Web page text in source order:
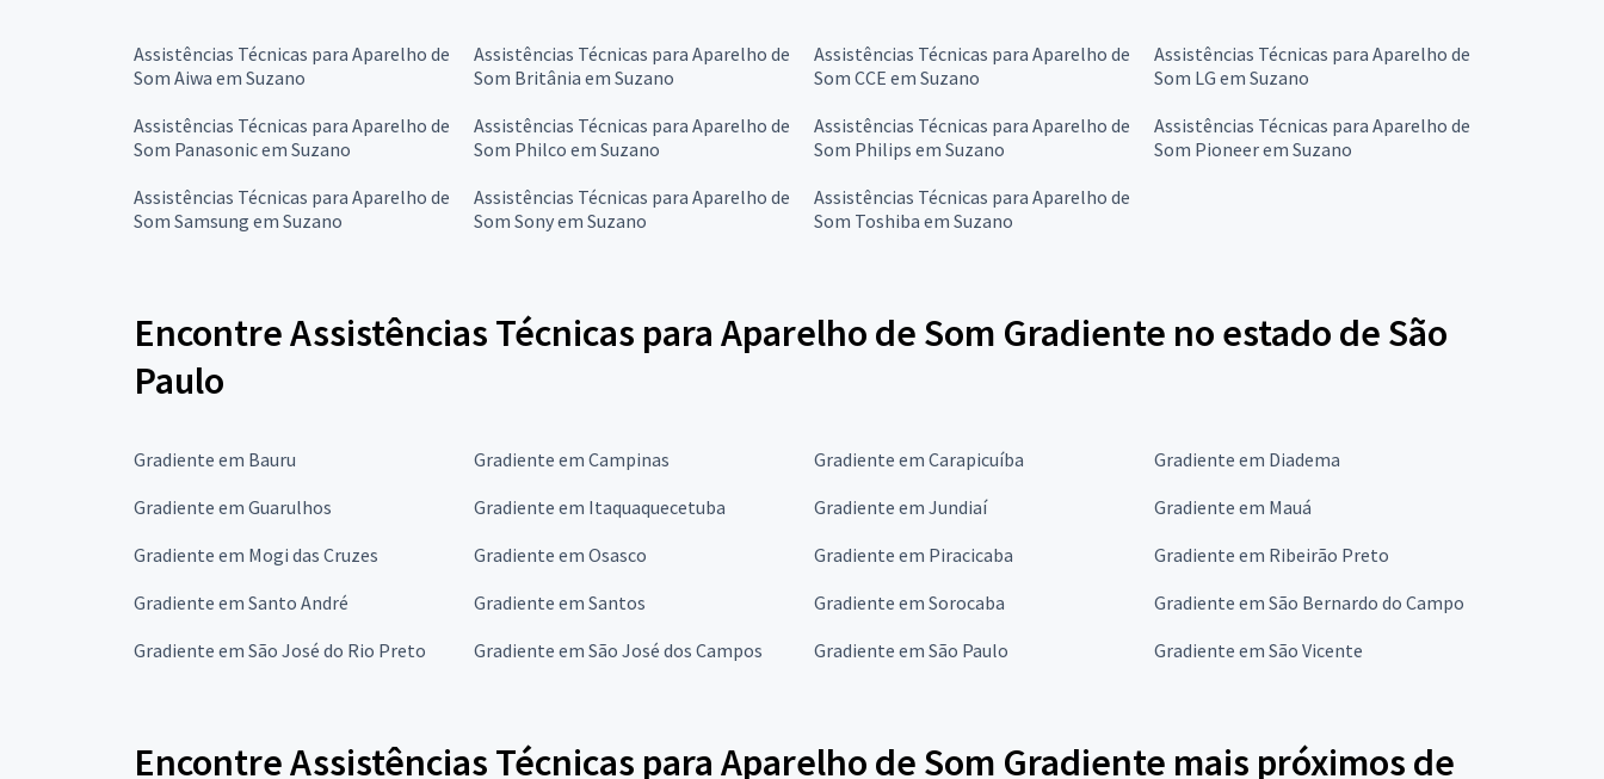
Assistências Técnicas para Aparelho de
Som Aiwa em Suzano
Assistências Técnicas para Aparelho de
Som Britânia em Suzano
Assistências Técnicas para Aparelho de
Som CCE em Suzano
Assistências Técnicas para Aparelho de
Som LG em Suzano
Assistências Técnicas para Aparelho de
Som Panasonic em Suzano
Assistências Técnicas para Aparelho de
Som Philco em Suzano
Assistências Técnicas para Aparelho de
Som Philips em Suzano
Assistências Técnicas para Aparelho de
Som Pioneer em Suzano
Assistências Técnicas para Aparelho de
Som Samsung em Suzano
Assistências Técnicas para Aparelho de
Som Sony em Suzano
Assistências Técnicas para Aparelho de
Som Toshiba em Suzano
Encontre Assistências Técnicas para Aparelho de Som Gradiente no estado de São
Paulo
Gradiente em Bauru Gradiente em Campinas Gradiente em Carapicuíba
Gradiente em Diadema
Gradiente em Guarulhos
Gradiente em Itaquaquecetuba Gradiente em Jundiaí
Gradiente em Mauá
Gradiente em Mogi das Cruzes
Gradiente em Osasco Gradiente em Piracicaba
Gradiente em Ribeirão Preto
Gradiente em Santo André
Gradiente em Santos Gradiente em Sorocaba
Gradiente em São Bernardo do Campo
Gradiente em São José do Rio Preto
Gradiente em São José dos Campos Gradiente em São Paulo Gradiente em São Vicente
Encontre Assistências Técnicas para Aparelho de Som Gradiente mais próximos de